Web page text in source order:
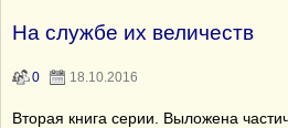
На службе их величеств
0 18.10.2016
Вторая книга серии. Выложена